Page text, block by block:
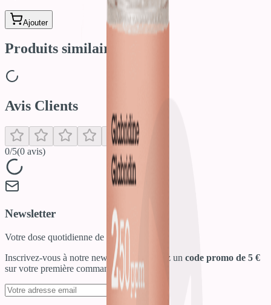
Ajouter
Produits similaires
Avis Clients
0/5(0 avis)
Newsletter
Votre dose quotidienne de bien-être !
Inscrivez-vous à notre newsletter et recevez un code promo de 5 €
sur votre première commande !
S'inscrire